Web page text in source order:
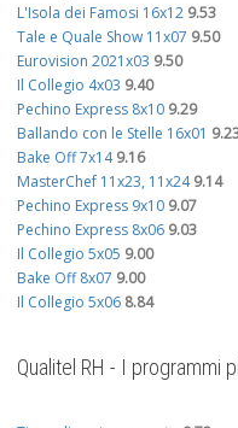
L'Isola dei Famosi 16x12 9.53
Tale e Quale Show 11x07 9.50
Eurovision 2021x03 9.50
Il Collegio 4x03 9.40
Pechino Express 8x10 9.29
Ballando con le Stelle 16x01
Bake Off 7x14 9.16
MasterChef 11x23, 11x24 9.14
Pechino Express 9x10 9.07
Pechino Express 8x06 9.03
Il Collegio 5x05 9.00
Bake Off 8x07 9.00
Il Collegio 5x06 8.84
Qualitel RH - I programmi